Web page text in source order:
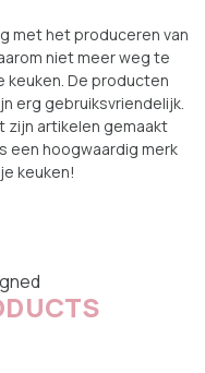
met het produceren van
niet meer weg te
keuken. De producten
erg gebruiksvriendelijk.
zijn artikelen gemaakt
een hoogwaardig merk
keuken!